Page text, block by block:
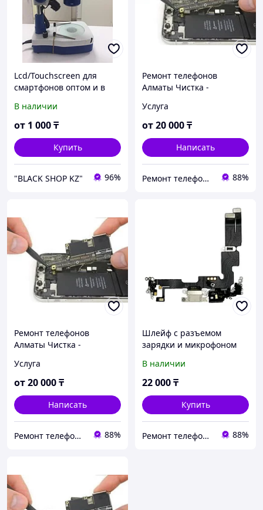
Lcd/Touchscreen для
смартфонов оптом и в
В наличии
от 1 000₸
Купить
"BLACK SHOP KZ" 96%
Ремонт телефонов
Алматы Чистка -
от после воды в Алматы с
гарантией
Услуга
от20 000₸
Написать
Ремонт телефонов, ноутбуков, в Алматы Запчасти - TelePORT 88%
Ремонт телефонов
Алматы Чистка -
Air от после воды в
Алматы с гарантией
Услуга
от20 000₸
Написать
Ремонт телефонов, ноутбуков, в Алматы Запчасти - TelePORT 88%
Шлейф с разъемом
зарядки и микрофоном
Оригинал
В наличии
22 000₸
Купить
Ремонт телефонов, ноутбуков, в Алматы Запчасти - TelePORT 88%